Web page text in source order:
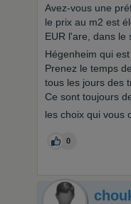
Avez-vous une
le prix au m2 est
EUR l'are, dans le
Hégenheim qui
Prenez le temps
tous les jours des
Ce sont toujours
les choix qui vous
0